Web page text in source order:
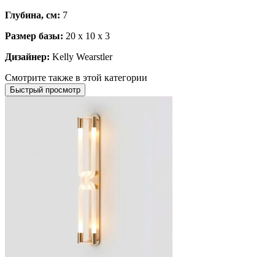
Глубина, см: 7
Размер базы: 20 x 10 x 3
Дизайнер: Kelly Wearstler
Смотрите также в этой категории
Быстрый просмотр